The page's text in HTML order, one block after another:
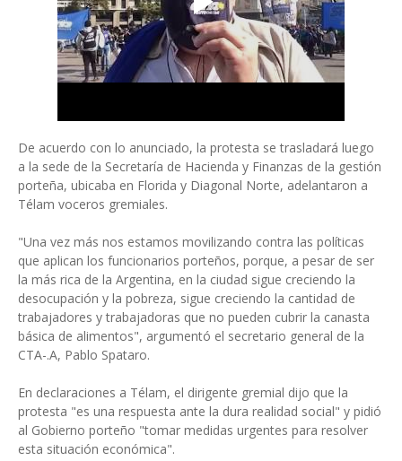
De acuerdo con lo anunciado, la protesta se trasladará luego
a la sede de la Secretaría de Hacienda y Finanzas de la gestión
porteña, ubicaba en Florida y Diagonal Norte, adelantaron a
Télam voceros gremiales.
"Una vez más nos estamos movilizando contra las políticas
que aplican los funcionarios porteños, porque, a pesar de ser
la más rica de la Argentina, en la ciudad sigue creciendo la
desocupación y la pobreza, sigue creciendo la cantidad de
trabajadores y trabajadoras que no pueden cubrir la canasta
básica de alimentos", argumentó el secretario general de la
CTA-.A, Pablo Spataro.
En declaraciones a Télam, el dirigente gremial dijo que la
protesta "es una respuesta ante la dura realidad social" y pidió
al Gobierno porteño "tomar medidas urgentes para resolver
esta situación económica".